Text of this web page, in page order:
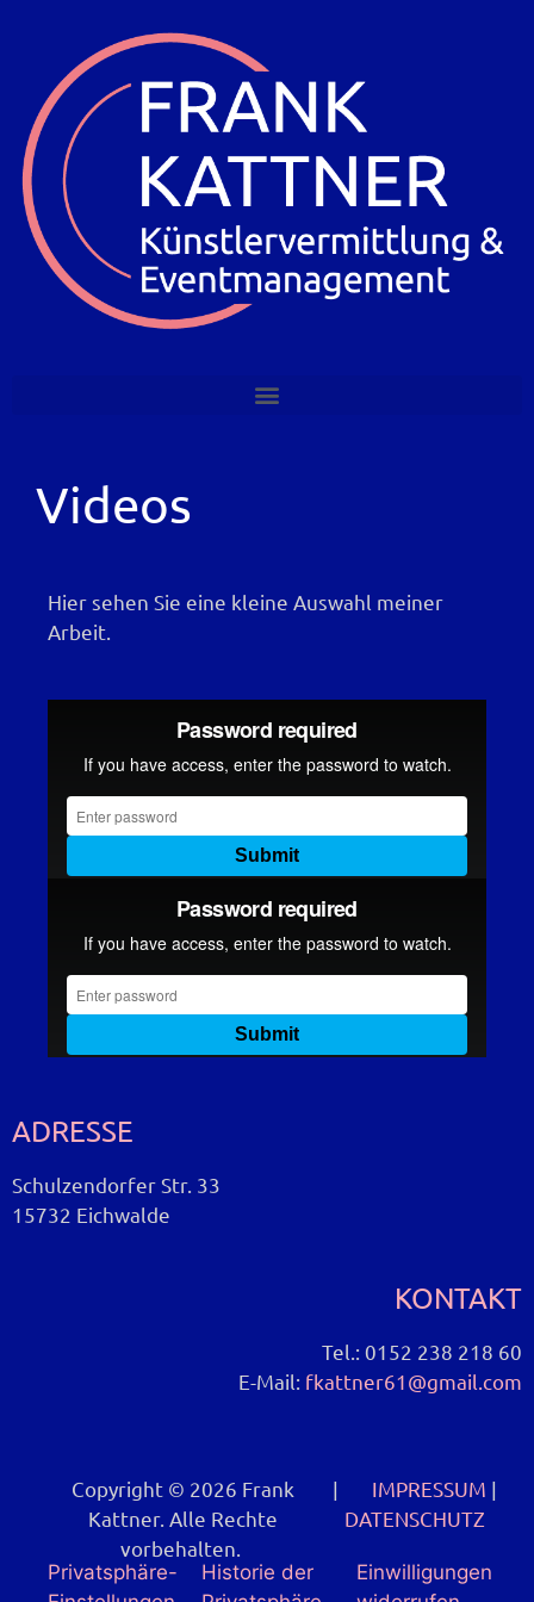
Videos
Hier sehen Sie eine kleine Auswahl meiner
Arbeit.
ADRESSE
Schulzendorfer Str. 33
15732 Eichwalde
KONTAKT
Tel.: 0152 238 218 60
E-Mail: fkattner61@gmail.com
Copyright © 2026 Frank
Kattner. Alle Rechte
vorbehalten.
| IMPRESSUM |
DATENSCHUTZ
Privatsphäre-
Historie der
Einwilligungen